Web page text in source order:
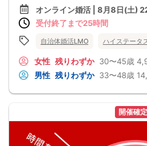
オンライン婚活 | 8月8日(土)
受付終了まで25時間
自治体婚活LMO ハイステータ
女性 残りわずか 30〜45歳
男性 残りわずか 33〜48歳
開催確定